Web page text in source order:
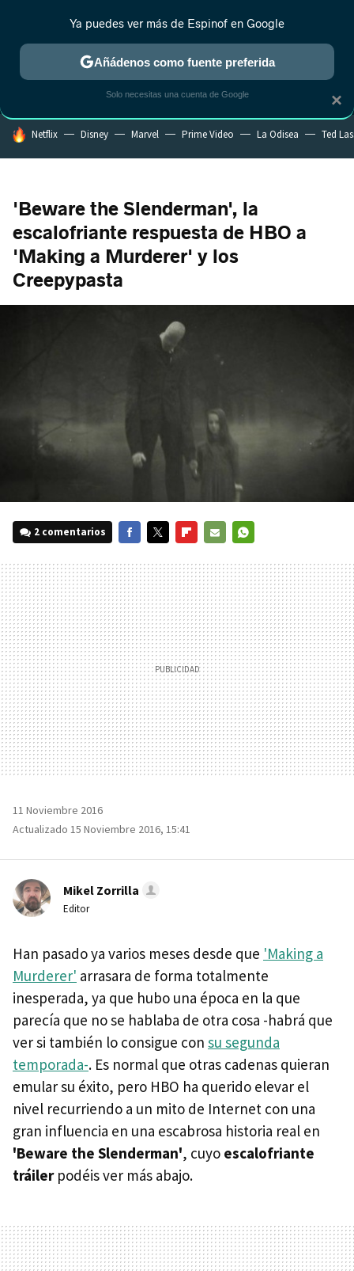
MENÚ NUEVO
ESTRENOS REALITY ANIME RANKINGS CINE
HOY SE HABLA DE
Netflix Disney Marvel Prime Video La Odisea Ted
'Beware the Slenderman', la
escalofriante respuesta de HBO a
'Making a Murderer' y los
Creepypasta
2 comentarios
MAIL
11 Noviembre 2016
Actualizado 15 Noviembre 2016, 15:41
Mikel Zorrilla
Editor
Han pasado ya varios meses desde que 'Making a
Murderer' arrasara de forma totalmente
inesperada, ya que hubo una época en la que
parecía que no se hablaba de otra cosa -habrá que
ver si también lo consigue con su segunda
temporada-. Es normal que otras cadenas quieran
emular su éxito, pero HBO ha querido elevar el
nivel recurriendo a un mito de Internet con una
gran influencia en una escabrosa historia real en
'Beware the Slenderman', cuyo escalofriante
tráilerpodéis ver más abajo.
×
Ya puedes ver más de Espinof en Google
Añádenos como fuente preferida
Solo necesitas una cuenta de Google